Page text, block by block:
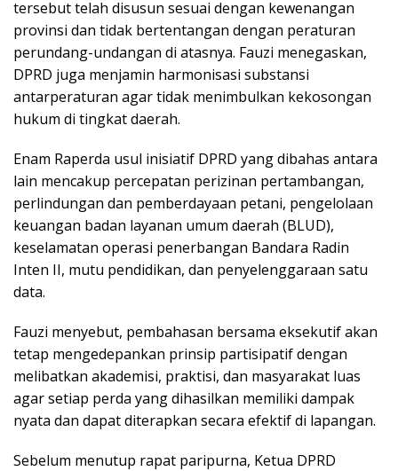
tersebut telah disusun sesuai dengan kewenangan
provinsi dan tidak bertentangan dengan peraturan
perundang-undangan di atasnya. Fauzi menegaskan,
DPRD juga menjamin harmonisasi substansi
antarperaturan agar tidak menimbulkan kekosongan
hukum di tingkat daerah.
Enam Raperda usul inisiatif DPRD yang dibahas antara
lain mencakup percepatan perizinan pertambangan,
perlindungan dan pemberdayaan petani, pengelolaan
keuangan badan layanan umum daerah (BLUD),
keselamatan operasi penerbangan Bandara Radin
Inten II, mutu pendidikan, dan penyelenggaraan satu
data.
Fauzi menyebut, pembahasan bersama eksekutif akan
tetap mengedepankan prinsip partisipatif dengan
melibatkan akademisi, praktisi, dan masyarakat luas
agar setiap perda yang dihasilkan memiliki dampak
nyata dan dapat diterapkan secara efektif di lapangan.
Sebelum menutup rapat paripurna, Ketua DPRD